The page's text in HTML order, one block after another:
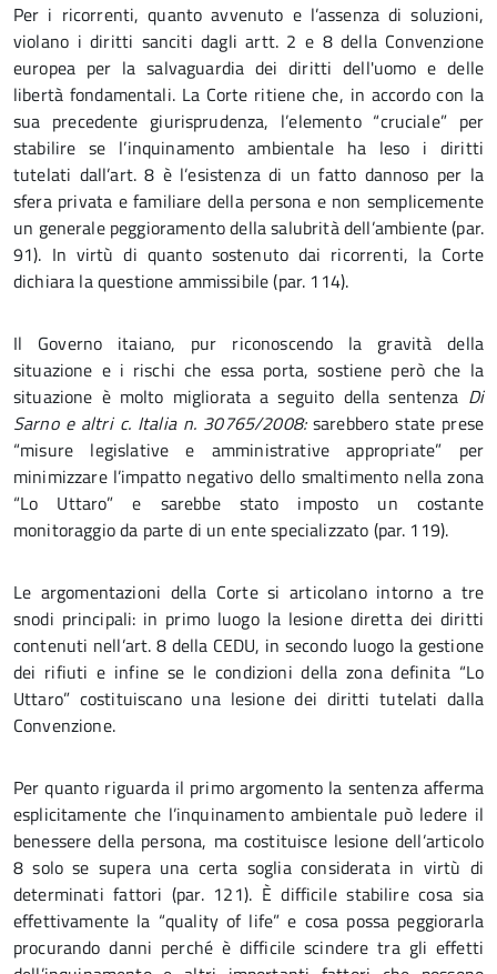
Per i ricorrenti, quanto avvenuto e l’assenza di soluzioni,
violano i diritti sanciti dagli artt. 2 e 8 della Convenzione
europea per la salvaguardia dei diritti dell'uomo e delle
libertà fondamentali. La Corte ritiene che, in accordo con la
sua precedente giurisprudenza, l’elemento “cruciale” per
stabilire se l’inquinamento ambientale ha leso i diritti
tutelati dall’art. 8 è l’esistenza di un fatto dannoso per la
sfera privata e familiare della persona e non semplicemente
un generale peggioramento della salubrità dell’ambiente (par.
91). In virtù di quanto sostenuto dai ricorrenti, la Corte
dichiara la questione ammissibile (par. 114).
Il Governo itaiano, pur riconoscendo la gravità della
situazione e i rischi che essa porta, sostiene però che la
situazione è molto migliorata a seguito della sentenza Di
Sarno e altri c. Italia n. 30765/2008: sarebbero state prese
“misure legislative e amministrative appropriate” per
minimizzare l’impatto negativo dello smaltimento nella zona
“Lo Uttaro” e sarebbe stato imposto un costante
monitoraggio da parte di un ente specializzato (par. 119).
Le argomentazioni della Corte si articolano intorno a tre
snodi principali: in primo luogo la lesione diretta dei diritti
contenuti nell’art. 8 della CEDU, in secondo luogo la gestione
dei rifiuti e infine se le condizioni della zona definita “Lo
Uttaro” costituiscano una lesione dei diritti tutelati dalla
Convenzione.
Per quanto riguarda il primo argomento la sentenza afferma
esplicitamente che l’inquinamento ambientale può ledere il
benessere della persona, ma costituisce lesione dell’articolo
8 solo se supera una certa soglia considerata in virtù di
determinati fattori (par. 121). È difficile stabilire cosa sia
effettivamente la “quality of life” e cosa possa peggiorarla
procurando danni perché è difficile scindere tra gli effetti